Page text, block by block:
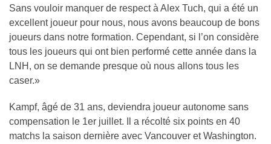
Sans vouloir manquer de respect à Alex Tuch, qui a été un
excellent joueur pour nous, nous avons beaucoup de bons
joueurs dans notre formation. Cependant, si l’on considère
tous les joueurs qui ont bien performé cette année dans la
LNH, on se demande presque où nous allons tous les
caser.»
Kampf, âgé de 31 ans, deviendra joueur autonome sans
compensation le 1er juillet. Il a récolté six points en 40
matchs la saison dernière avec Vancouver et Washington.